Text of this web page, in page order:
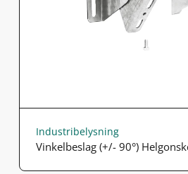
Industribelysning
Vinkelbeslag (+/- 90°)